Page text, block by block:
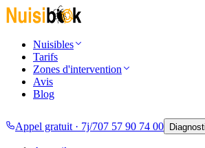
Nuisibles
Tarifs
Zones d'intervention
Avis
Blog
Appel gratuit · 7j/707 57 90 74 00